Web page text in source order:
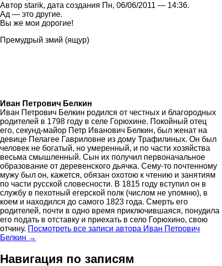
Автор starik, дата создания Пн, 06/06/2011 — 14:36.
Ад — это другие.
Вы же мои дорогие!
Премудрый змий (ящур)
Иван Петрович Белкин
Иван Петрович Белкин родился от честных и благородных
родителей в 1798 году в селе Горюхине. Покойный отец
его, секунд-майор Петр Иванович Белкин, был женат на
девице Пелагее Гавриловне из дому Трафилиных. Он был
человек не богатый, но умеренный, и по части хозяйства
весьма смышленный. Сын их получил первоначальное
образование от деревенского дьячка. Сему-то почтенному
мужу был он, кажется, обязан охотою к чтению и занятиям
по части русской словесности. В 1815 году вступил он в
службу в пехотный егерской полк (числом не упомню), в
коем и находился до самого 1823 года. Смерть его
родителей, почти в одно время приключившаяся, понудила
его подать в отставку и приехать в село Горюхино, свою
отчину. Посмотреть все записи автора Иван Петрович
Белкин →
Навигация по записям